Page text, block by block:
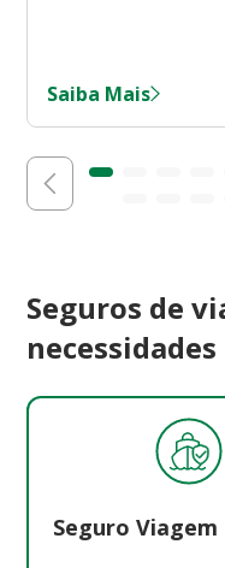
Saiba Mais
Seguros de
Seguro